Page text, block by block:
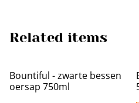
Related items
Bountiful - zwarte bessen
oersap 750ml